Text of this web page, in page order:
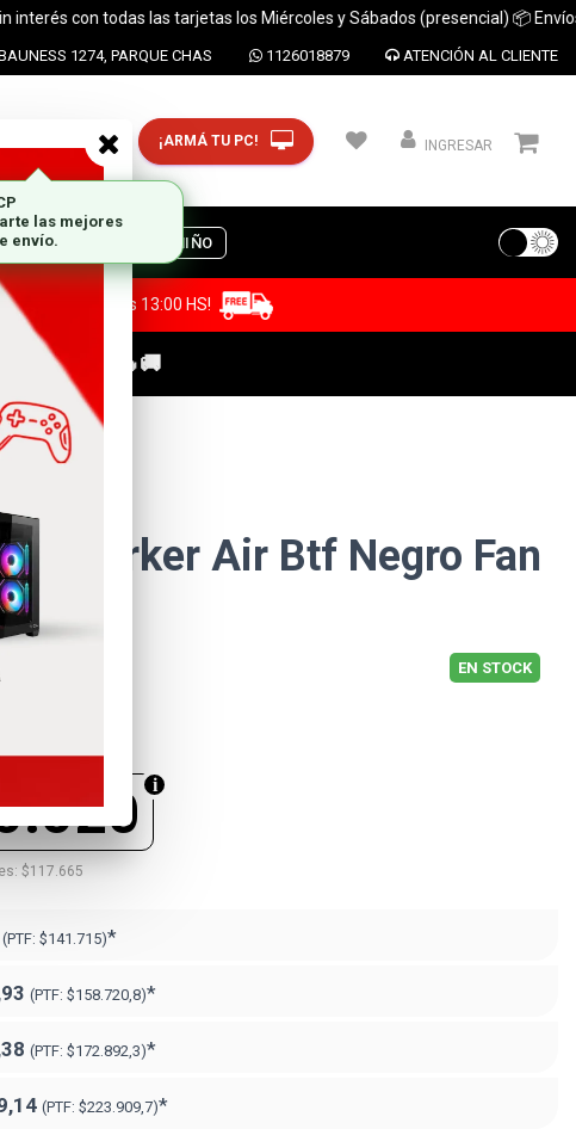
con todas las tarjetas los Miércoles y Sábados (presencial) 📦 Envíos a
1274, PARQUE CHAS 1126018879 ATENCIÓN AL CLIENTE
CP y ciudad ¡ARMÁ TU PC! INGRESAR
DIA DEL NIÑO
antes de las 13:00 HS!
PC GAMER🔥🚚
Starker Air Btf Negro Fan
EN STOCK
$117.665
(PTF: $141.715)*
(PTF: $158.720,8)*
(PTF: $172.892,3)*
(PTF: $223.909,7)*